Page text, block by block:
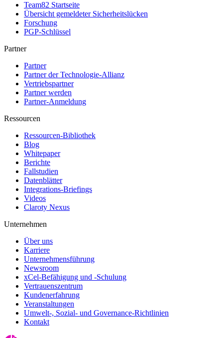
Team82 Startseite
Übersicht gemeldeter Sicherheitslücken
Forschung
PGP-Schlüssel
Partner
Partner
Partner der Technologie-Allianz
Vertriebspartner
Partner werden
Partner-Anmeldung
Ressourcen
Ressourcen-Bibliothek
Blog
Whitepaper
Berichte
Fallstudien
Datenblätter
Integrations-Briefings
Videos
Claroty Nexus
Unternehmen
Über uns
Karriere
Unternehmensführung
Newsroom
xCel-Befähigung und -Schulung
Vertrauenszentrum
Kundenerfahrung
Veranstaltungen
Umwelt-, Sozial- und Governance-Richtlinien
Kontakt